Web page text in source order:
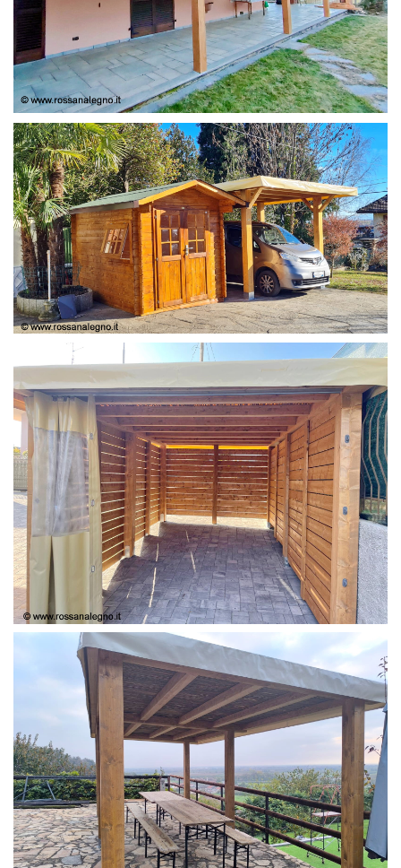
COPERTURA
CASETTA E COPERTURA AUTO